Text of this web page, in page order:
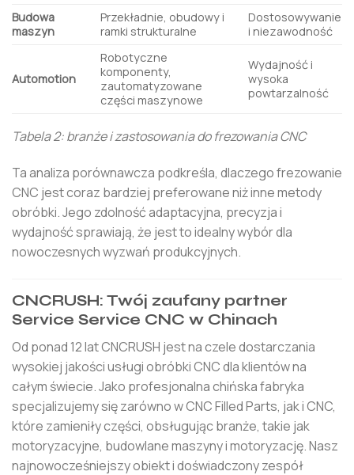
Budowa
maszyn
Przekładnie, obudowy i
ramki strukturalne
Dostosowywanie
i niezawodność
Automotion
Robotyczne
komponenty,
zautomatyzowane
części maszynowe
Wydajność i
wysoka
powtarzalność
Tabela 2: branże i zastosowania do frezowania CNC
Ta analiza porównawcza podkreśla, dlaczego frezowanie
CNC jest coraz bardziej preferowane niż inne metody
obróbki. Jego zdolność adaptacyjna, precyzja i
wydajność sprawiają, że jest to idealny wybór dla
nowoczesnych wyzwań produkcyjnych.
CNCRUSH: Twój zaufany partner
Service Service CNC w Chinach
Od ponad 12 lat CNCRUSH jest na czele dostarczania
wysokiej jakości usługi obróbki CNC dla klientów na
całym świecie. Jako profesjonalna chińska fabryka
specjalizujemy się zarówno w CNC Filled Parts, jak i CNC,
które zamieniły części, obsługując branże, takie jak
motoryzacyjne, budowlane maszyny i motoryzację. Nasz
najnowocześniejszy obiekt i doświadczony zespół